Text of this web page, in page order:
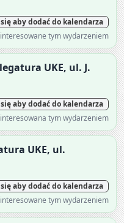
aby dodać do kalendarza
tym wydarzeniem
UKE, ul. J.
aby dodać do kalendarza
tym wydarzeniem
UKE, ul.
aby dodać do kalendarza
tym wydarzeniem